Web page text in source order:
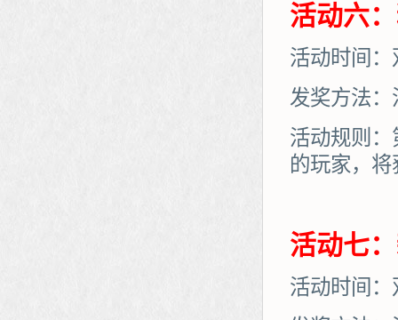
活动六
活动时间
发奖方法
活动规则
的玩家，
活动七
活动时间